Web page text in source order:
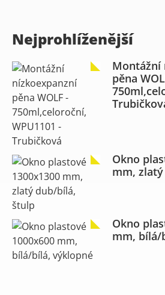
Nejprohlíženější
Montážní
pěna
Okno
mm,
Okno
mm, bílá/